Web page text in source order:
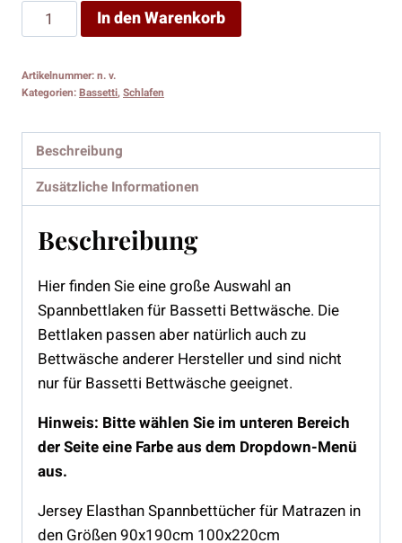
Spannbettlaken
Menge
In den Warenkorb
Artikelnummer:n. v.
Kategorien:Bassetti,Schlafen
Beschreibung
Zusätzliche Informationen
Beschreibung
Hier finden Sie eine große Auswahl an
Spannbettlaken für Bassetti Bettwäsche. Die
Bettlaken passen aber natürlich auch zu
Bettwäsche anderer Hersteller und sind nicht
nur für Bassetti Bettwäsche geeignet.
Hinweis: Bitte wählen Sie im unteren Bereich
der Seite eine Farbe aus dem Dropdown-Menü
aus.
Jersey Elasthan Spannbettücher für Matrazen in
den Größen 90x190cm 100x220cm